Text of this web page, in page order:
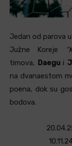
Jedan od parova
Južne Koreje
timova, Daegui
na dvanaestom
poena, dok su
bodova.